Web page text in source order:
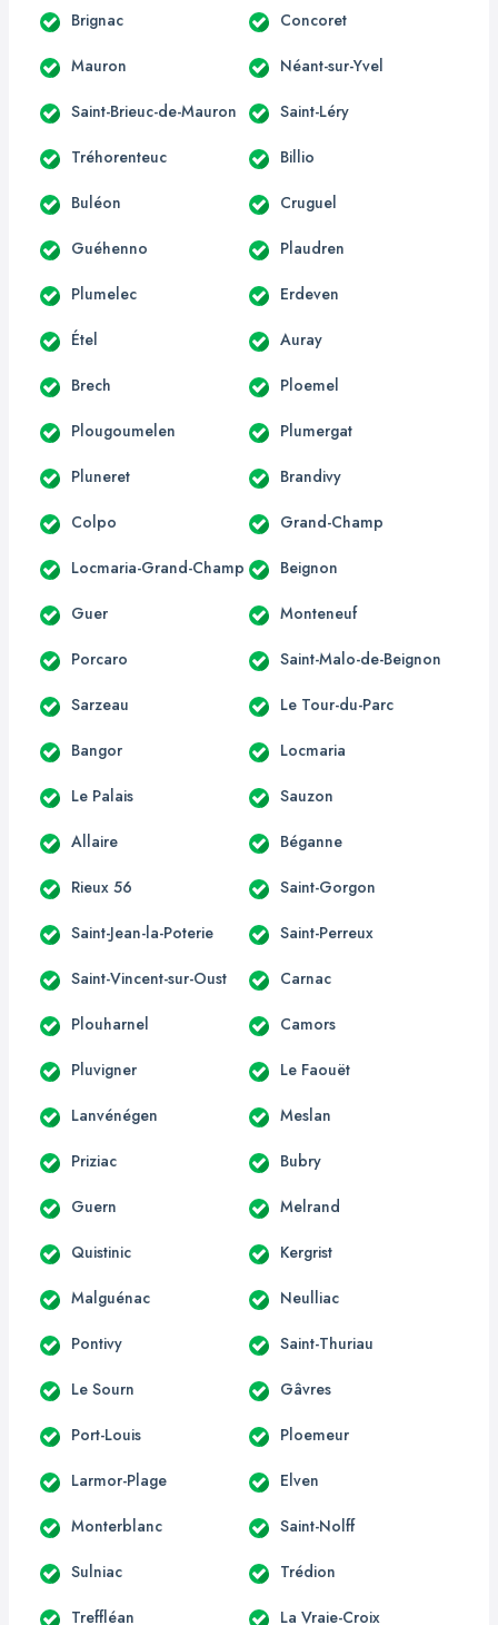
Brignac Concoret
Mauron Néant-sur-Yvel
Saint-Brieuc-de-Mauron Saint-Léry
Tréhorenteuc Billio
Buléon Cruguel
Guéhenno Plaudren
Plumelec Erdeven
Étel Auray
Brech Ploemel
Plougoumelen Plumergat
Pluneret Brandivy
Colpo Grand-Champ
Locmaria-Grand-Champ Beignon
Guer Monteneuf
Porcaro Saint-Malo-de-Beignon
Sarzeau Le Tour-du-Parc
Bangor Locmaria
Le Palais Sauzon
Allaire Béganne
Rieux 56 Saint-Gorgon
Saint-Jean-la-Poterie Saint-Perreux
Saint-Vincent-sur-Oust Carnac
Plouharnel Camors
Pluvigner Le Faouët
Lanvénégen Meslan
Priziac Bubry
Guern Melrand
Quistinic Kergrist
Malguénac Neulliac
Pontivy Saint-Thuriau
Le Sourn Gâvres
Port-Louis Ploemeur
Larmor-Plage Elven
Monterblanc Saint-Nolff
Sulniac Trédion
Treffléan La Vraie-Croix